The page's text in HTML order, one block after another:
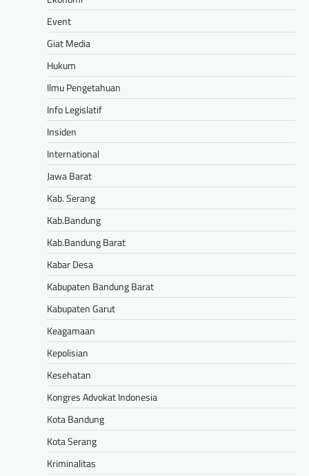
Event
Giat Media
Hukum
Ilmu Pengetahuan
Info Legislatif
Insiden
International
Jawa Barat
Kab. Serang
Kab.Bandung
Kab.Bandung Barat
Kabar Desa
Kabupaten Bandung Barat
Kabupaten Garut
Keagamaan
Kepolisian
Kesehatan
Kongres Advokat Indonesia
Kota Bandung
Kota Serang
Kriminalitas